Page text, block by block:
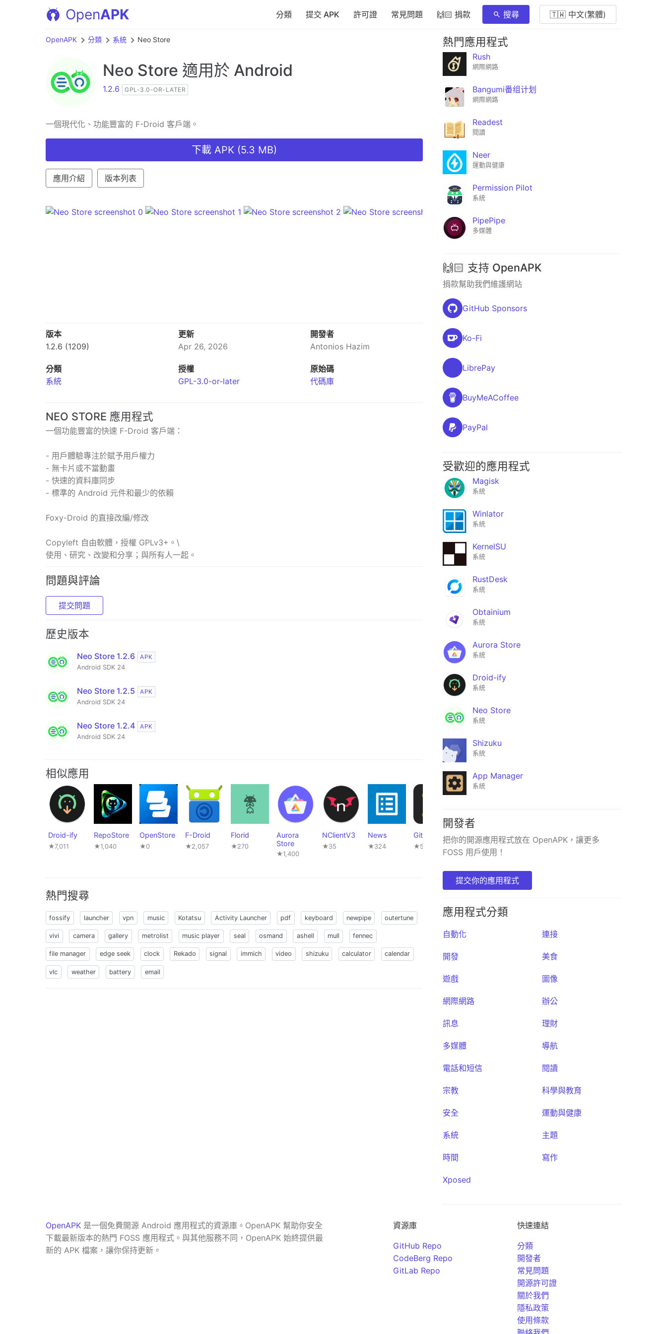
OpenAPK 分類 提交 APK 許可證 常見問題 🙌🏻 捐款 搜尋 🇹🇼 中文(繁體)
OpenAPK 分類 系統 Neo Store
Neo Store 適用於 Android
1.2.6 GPL-3.0-OR-LATER
一個現代化、功能豐富的 F-Droid 客戶端。
下載 APK (5.3 MB)
應用介紹 版本列表
版本
1.2.6 (1209)
更新
Apr 26, 2026
開發者
Antonios Hazim
分類
系統
授權
GPL-3.0-or-later
原始碼
代碼庫
NEO STORE 應用程式
一個功能豐富的快速 F-Droid 客戶端：
- 用戶體驗專注於賦予用戶權力
- 無卡片或不當動畫
- 快速的資料庫同步
- 標準的 Android 元件和最少的依賴
Foxy-Droid 的直接改編/修改
Copyleft 自由軟體，授權 GPLv3+。\
使用、研究、改變和分享；與所有人一起。
問題與評論
提交問題
歷史版本
Neo Store 1.2.6
APK
Android SDK 24
Neo Store 1.2.5
APK
Android SDK 24
Neo Store 1.2.4
APK
Android SDK 24
相似應用
Droid-ify
★7,011
RepoStore
★1,040
OpenStore
★0
F-Droid
★2,057
Florid
★270
Aurora
Store
★1,400
NClientV3
★35
News
★324
GitNex
★520
Flicky
熱門搜尋
fossify launcher vpn music Kotatsu Activity Launcher pdf keyboard newpipe outertune
vivi camera gallery metrolist music player seal osmand ashell mull fennec
file manager edge seek clock Rekado signal immich video shizuku calculator calendar
vlc weather battery email
熱門應用程式
Rush
網際網路
Bangumi番组计划
網際網路
Readest
閱讀
Neer
運動與健康
Permission Pilot
系統
PipePipe
多媒體
🙌🏻 支持 OpenAPK
捐款幫助我們維護網站
GitHub Sponsors
Ko-Fi
LibrePay
BuyMeACoffee
PayPal
受歡迎的應用程式
Magisk
系統
Winlator
系統
KernelSU
系統
RustDesk
系統
Obtainium
系統
Aurora Store
系統
Droid-ify
系統
Neo Store
系統
Shizuku
系統
App Manager
系統
開發者
把你的開源應用程式放在 OpenAPK，讓更多
FOSS 用戶使用！
提交你的應用程式
應用程式分類
自動化 連接
開發 美食
遊戲 圖像
網際網路 辦公
訊息 理財
多媒體 導航
電話和短信 閱讀
宗教 科學與教育
安全 運動與健康
系統 主題
時間 寫作
Xposed
OpenAPK 是一個免費開源 Android 應用程式的資源庫。OpenAPK 幫助你安全
下載最新版本的熱門 FOSS 應用程式。與其他服務不同，OpenAPK 始終提供最
新的 APK 檔案，讓你保持更新。
資源庫
GitHub Repo
CodeBerg Repo
GitLab Repo
快速連結
分類
開發者
常見問題
開源許可證
關於我們
隱私政策
使用條款